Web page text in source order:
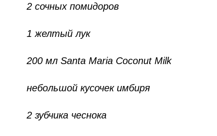
2 сочных помидоров
1 желтый лук
200 мл Santa Maria Coconut Milk
небольшой кусочек имбиря
2 зубчика чеснока